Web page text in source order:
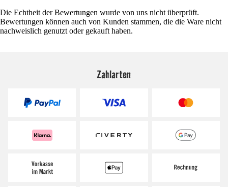
Die Echtheit der Bewertungen wurde von uns nicht überprüft.
Bewertungen können auch von Kunden stammen, die die Ware nicht
nachweislich genutzt oder gekauft haben.
Zahlarten